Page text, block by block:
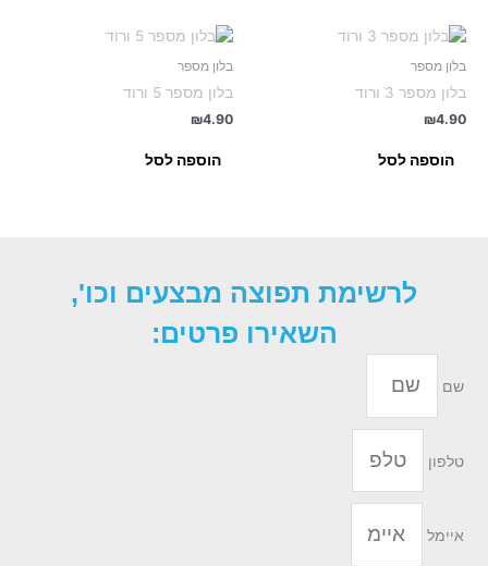
בלון מספר
בלון מספר 3 ורוד
₪4.90
הוספה לסל
בלון מספר
בלון מספר 5 ורוד
₪4.90
הוספה לסל
לרשימת תפוצה מבצעים וכו',
השאירו פרטים:
שם
טלפון
איימל